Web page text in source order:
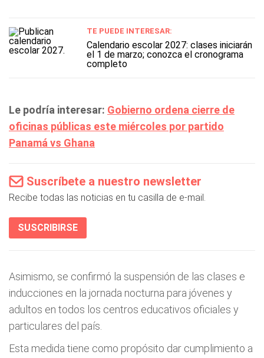
TE PUEDE INTERESAR:
Calendario escolar 2027: clases iniciarán
el 1 de marzo; conozca el cronograma
completo
Le podría interesar: Gobierno ordena cierre de
oficinas públicas este miércoles por partido
Panamá vs Ghana
Suscríbete a nuestro newsletter
Recibe todas las noticias en tu casilla de e-mail.
SUSCRIBIRSE
Asimismo, se confirmó la suspensión de las clases e
inducciones en la jornada nocturna para jóvenes y
adultos en todos los centros educativos oficiales y
particulares del país.
Esta medida tiene como propósito dar cumplimiento a